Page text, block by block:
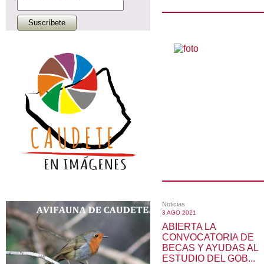
Noticias
3 AGO 2021
ABIERTA LA
CONVOCATORIA DE
BECAS Y AYUDAS AL
ESTUDIO DEL GOB...